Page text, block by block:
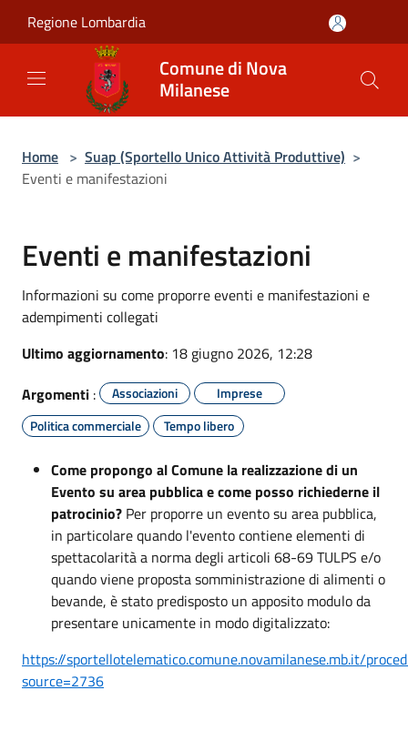
Regione Lombardia
Comune di Nova
Milanese
Home > Suap (Sportello Unico Attività Produttive) >
Eventi e manifestazioni
Eventi e manifestazioni
Informazioni su come proporre eventi e manifestazioni e
adempimenti collegati
Ultimo aggiornamento: 18 giugno 2026, 12:28
Argomenti : Associazioni
Imprese
Politica commerciale
Tempo libero
Come propongo al Comune la realizzazione di un
Evento su area pubblica e come posso richiederne il
patrocinio? Per proporre un evento su area pubblica,
in particolare quando l'evento contiene elementi di
spettacolarità a norma degli articoli 68-69 TULPS e/o
quando viene proposta somministrazione di alimenti o
bevande, è stato predisposto un apposito modulo da
presentare unicamente in modo digitalizzato:
https://sportellotelematico.comune.novamilanese.mb.it/
source=2736